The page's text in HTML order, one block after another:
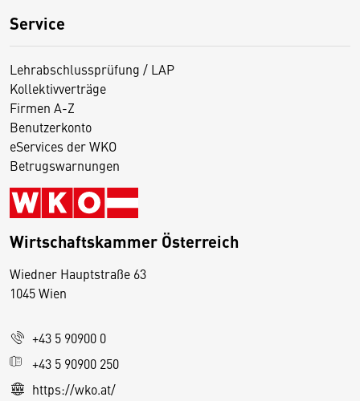
Service
Lehrabschlussprüfung / LAP
Kollektivverträge
Firmen A-Z
Benutzerkonto
eServices der WKO
Betrugswarnungen
Wirtschaftskammer Österreich
Wiedner Hauptstraße 63
1045 Wien
+43 5 90900 0
+43 5 90900 250
https://wko.at/
D
s
e
S